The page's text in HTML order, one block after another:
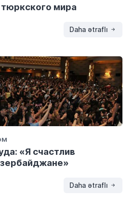
мира
Daha ətraflı
«Я счастлив
Daha ətraflı